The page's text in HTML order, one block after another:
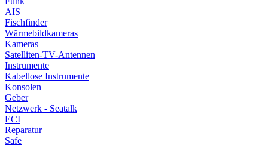
AIS
Fischfinder
Wärmebildkameras
Kameras
Satelliten-TV-Antennen
Instrumente
Kabellose Instrumente
Konsolen
Geber
Netzwerk - Seatalk
ECI
Reparatur
Safe